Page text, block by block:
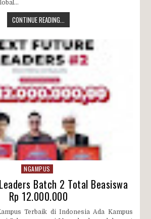
CONTINUE READING...
NGAMPUS
Batch 2 Total Beasiswa
Rp 12.000.000
Terbaik di Indonesia Ada Kampus